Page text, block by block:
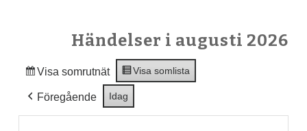
Händelser i augusti 2026
Visa somrutnät Visa somlista
Föregående Idag